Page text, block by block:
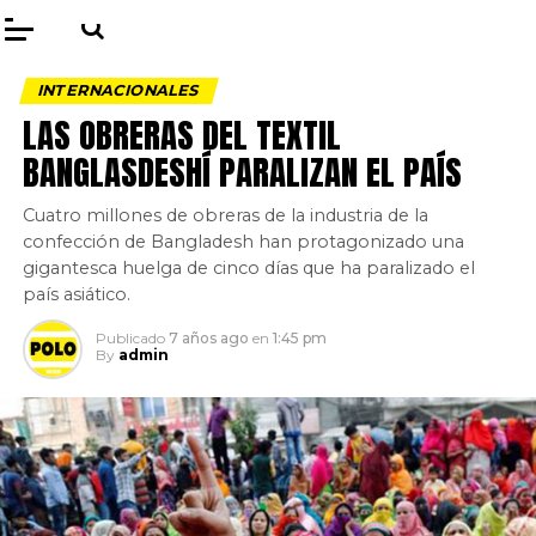
INTERNACIONALES
LAS OBRERAS DEL TEXTIL
BANGLASDESHÍ PARALIZAN EL PAÍS
Cuatro millones de obreras de la industria de la
confección de Bangladesh han protagonizado una
gigantesca huelga de cinco días que ha paralizado el
país asiático.
Publicado 7 años ago en 1:45 pm
By admin